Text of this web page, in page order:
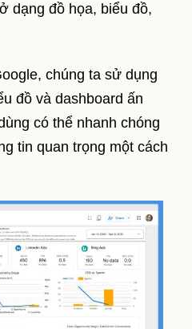
dạng đồ họa, biểu đồ,
chúng ta sử dụng
đồ và dashboard ấn
có thể nhanh chóng
tin quan trọng một cách